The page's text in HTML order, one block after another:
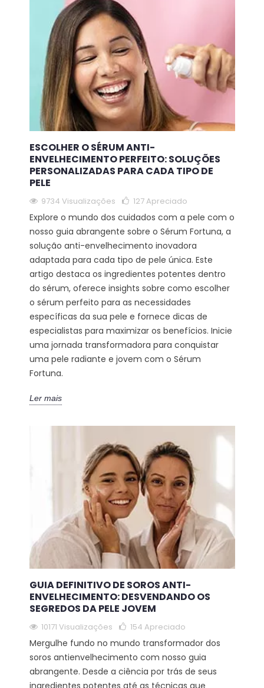
ESCOLHER O SÉRUM ANTI-
ENVELHECIMENTO PERFEITO: SOLUÇÕES
PERSONALIZADAS PARA CADA TIPO DE
PELE
9734 Visualizações 127Apreciado
Explore o mundo dos cuidados com a pele com o
nosso guia abrangente sobre o Sérum Fortuna, a
solução anti-envelhecimento inovadora
adaptada para cada tipo de pele única. Este
artigo destaca os ingredientes potentes dentro
do sérum, oferece insights sobre como escolher
o sérum perfeito para as necessidades
específicas da sua pele e fornece dicas de
especialistas para maximizar os benefícios. Inicie
uma jornada transformadora para conquistar
uma pele radiante e jovem com o Sérum
Fortuna.
Ler mais
GUIA DEFINITIVO DE SOROS ANTI-
ENVELHECIMENTO: DESVENDANDO OS
SEGREDOS DA PELE JOVEM
10171 Visualizações 154 Apreciado
Mergulhe fundo no mundo transformador dos
soros antienvelhecimento com nosso guia
abrangente. Desde a ciência por trás de seus